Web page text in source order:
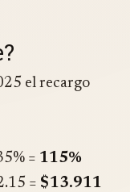
el recargo
= 115%
= $13.911